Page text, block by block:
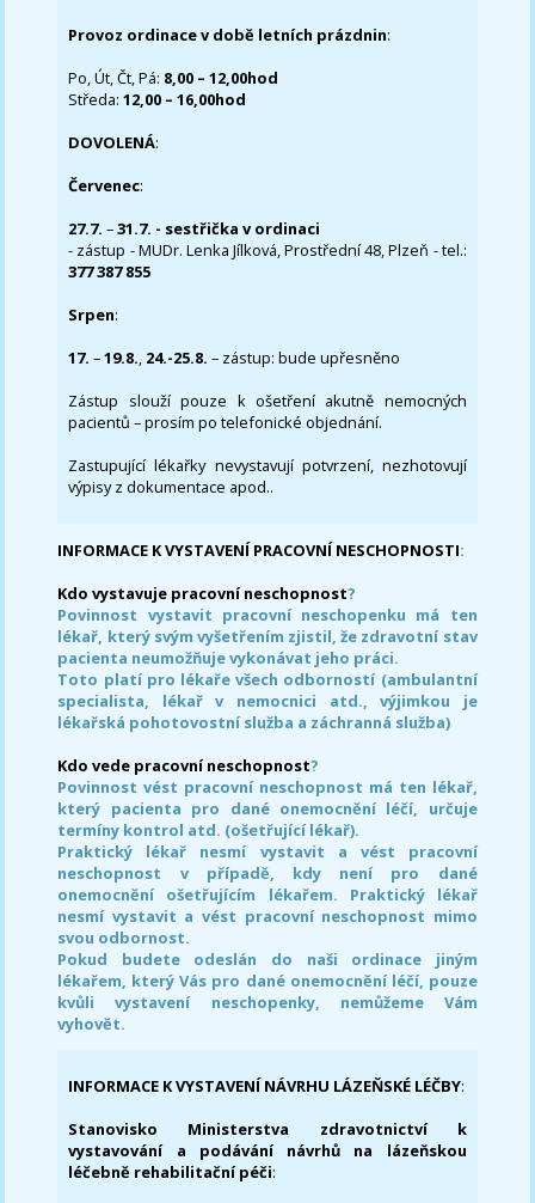
Provoz ordinace v době letních prázdnin:
Po, Út, Čt, Pá: 8,00 – 12,00hod
Středa:12,00 – 16,00hod
DOVOLENÁ:
Červenec:
27.7.–31.7. - sestřička v ordinaci
- zástup - MUDr. Lenka Jílková, Prostřední 48, Plzeň - tel.:
377 387 855
Srpen:
17. –19.8., 24.-25.8. – zástup: bude upřesněno
Zástup slouží pouze k ošetření akutně nemocných
pacientů – prosím po telefonické objednání.
Zastupující lékařky nevystavují potvrzení, nezhotovují
výpisy z dokumentace apod..
INFORMACE K VYSTAVENÍ PRACOVNÍ NESCHOPNOSTI:
Kdo vystavuje pracovní neschopnost?
Povinnost vystavit pracovní neschopenku má ten
lékař, který svým vyšetřením zjistil, že zdravotní stav
pacienta neumožňuje vykonávat jeho práci.
Toto platí pro lékaře všech odborností (ambulantní
specialista, lékař v nemocnici atd., výjimkou je
lékařská pohotovostní služba a záchranná služba)
Kdo vede pracovní neschopnost?
Povinnost vést pracovní neschopnost má ten lékař,
který pacienta pro dané onemocnění léčí, určuje
termíny kontrol atd. (ošetřující lékař).
Praktický lékař nesmí vystavit a vést pracovní
neschopnost v případě, kdy není pro dané
onemocnění ošetřujícím lékařem. Praktický lékař
nesmí vystavit a vést pracovní neschopnost mimo
svou odbornost.
Pokud budete odeslán do naši ordinace jiným
lékařem, který Vás pro dané onemocnění léčí, pouze
kvůli vystavení neschopenky, nemůžeme Vám
vyhovět.
INFORMACE K VYSTAVENÍ NÁVRHU LÁZEŇSKÉ LÉČBY:
Stanovisko Ministerstva zdravotnictví k
vystavování a podávání návrhů na lázeňskou
léčebně rehabilitační péči: